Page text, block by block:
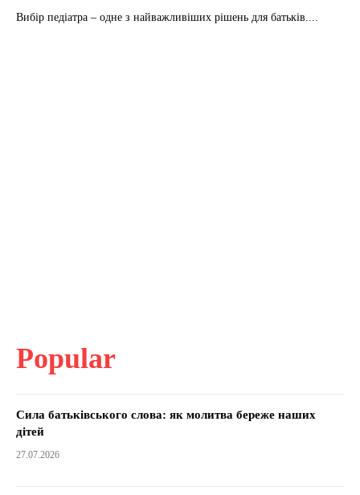
Вибір педіатра – одне з найважливіших рішень для батьків....
Popular
Сила батьківського слова: як молитва береже наших
дітей
27.07.2026